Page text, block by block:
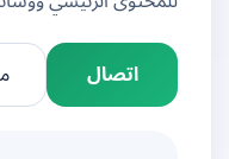
اتصال